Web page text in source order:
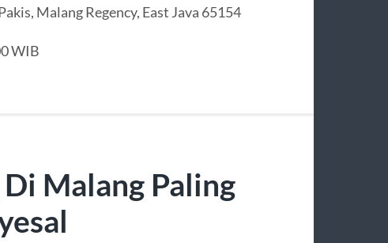
Malang Regency, East Java 65154
WIB
Malang Paling